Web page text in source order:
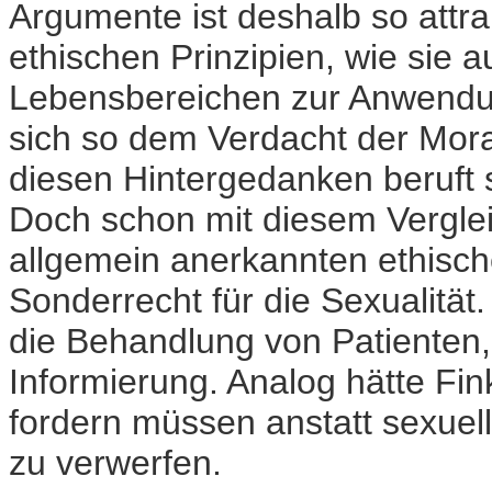
Argumente ist deshalb so
ethischen Prinzipien, wie sie
Lebensbereichen zur
sich so dem Verdacht der
diesen Hintergedanken
Doch schon mit diesem
allgemein anerkannten
Sonderrecht für die
die Behandlung von
Informierung. Analog hätte
fordern müssen anstatt
zu verwerfen.